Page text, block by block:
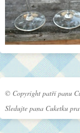
© Copyright patří panu
Sledujte pana Cuketku